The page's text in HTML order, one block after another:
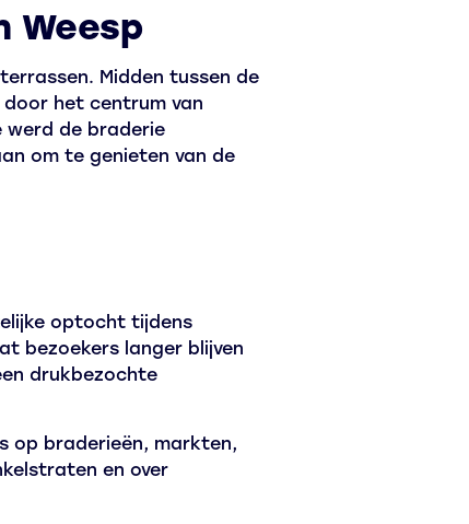
Weesp
Midden tussen de
het centrum van
werd de braderie
om te genieten van de
optocht tijdens
bezoekers langer blijven
drukbezochte
op braderieën, markten,
en over